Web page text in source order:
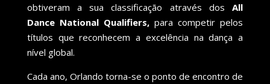
obtiveram a sua classificação através dosAll
Dance National Qualifiers,para competir pelos
títulos que reconhecem a excelência na dança a
nível global.
Cada ano, Orlando torna-se o ponto de encontro de